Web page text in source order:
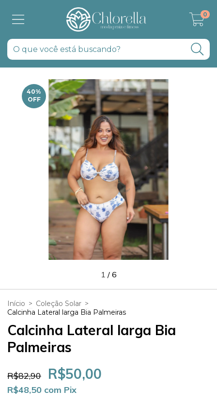
0
40%
OFF
1 / 6
Início > Coleção Solar >
Calcinha Lateral larga Bia Palmeiras
Calcinha Lateral larga Bia
Palmeiras
R$82,90 R$50,00
R$48,50 com Pix